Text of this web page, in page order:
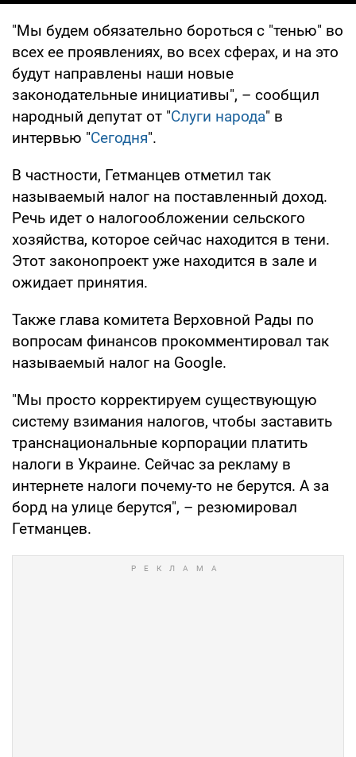
"Мы будем обязательно бороться с "тенью" во
всех ее проявлениях, во всех сферах, и на это
будут направлены наши новые
законодательные инициативы", – сообщил
народный депутат от "Слуги народа" в
интервью "Сегодня".
В частности, Гетманцев отметил так
называемый налог на поставленный доход.
Речь идет о налогообложении сельского
хозяйства, которое сейчас находится в тени.
Этот законопроект уже находится в зале и
ожидает принятия.
Также глава комитета Верховной Рады по
вопросам финансов прокомментировал так
называемый налог на Google.
"Мы просто корректируем существующую
систему взимания налогов, чтобы заставить
транснациональные корпорации платить
налоги в Украине. Сейчас за рекламу в
интернете налоги почему-то не берутся. А за
борд на улице берутся", – резюмировал
Гетманцев.